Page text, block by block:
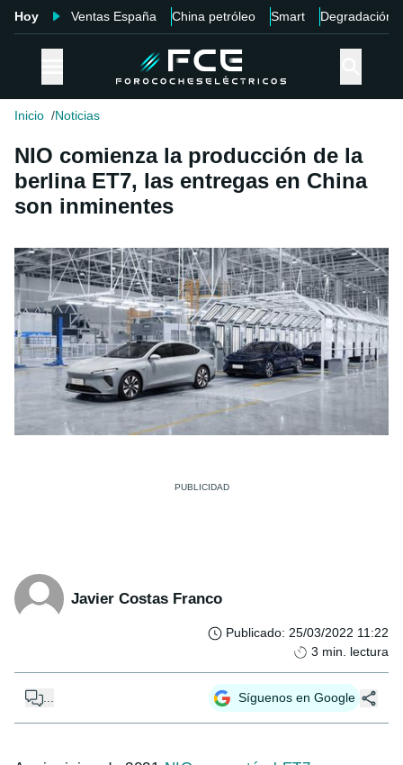
Hoy Ventas España China petróleo Smart Degradación
Inicio Noticias
NIO comienza la producción de la
berlina ET7, las entregas en China
son inminentes
Javier Costas Franco
Publicado: 25/03/2022 11:22
3 min. lectura
... Síguenos en Google